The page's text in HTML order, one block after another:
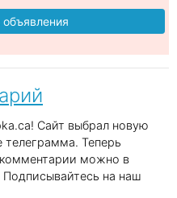
Сайт выбрал новую
телеграмма. Теперь
можно в
Подписывайтесь на наш